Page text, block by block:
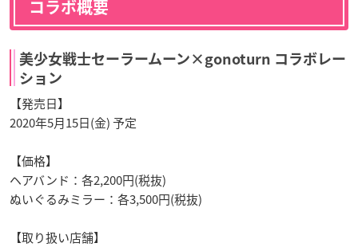
コラボ概要
美少女戦士セーラームーン×gonoturn コラボレー
ション
【発売日】
2020年5月15日(金) 予定
【価格】
ヘアバンド：各2,200円(税抜)
ぬいぐるみミラー：各3,500円(税抜)
【取り扱い店舗】